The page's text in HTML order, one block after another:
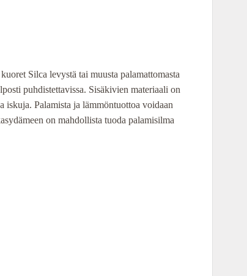
Silca levystä tai muusta palamattomasta
puhdistettavissa. Sisäkivien materiaali on
iskuja. Palamista ja lämmöntuottoa voidaan
on mahdollista tuoda palamisilma